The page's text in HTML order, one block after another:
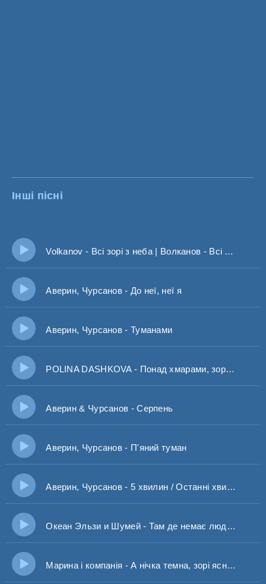
Інші пісні
Volkanov - Всі зорі з неба | Волканов - Всі зорі з неба, для тебе моя неземна
Аверин, Чурсанов - До неї, неї я
Аверин, Чурсанов - Туманами
POLINA DASHKOVA - Понад хмарами, зорі парами (BURLA)
Аверин & Чурсанов - Серпень
Аверин, Чурсанов - П'яний туман
Аверин, Чурсанов - 5 хвилин / Останні хвилини І все змінить Грудень
Океан Эльзи и Шумей - Там де немає людей Палатимуть зорі
Марина і компанія - А нічка темна, зорі ясні за рікою, за рікою